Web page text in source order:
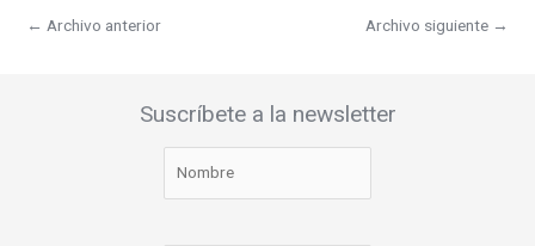
← Archivo anterior Archivo siguiente →
Suscríbete a la newsletter